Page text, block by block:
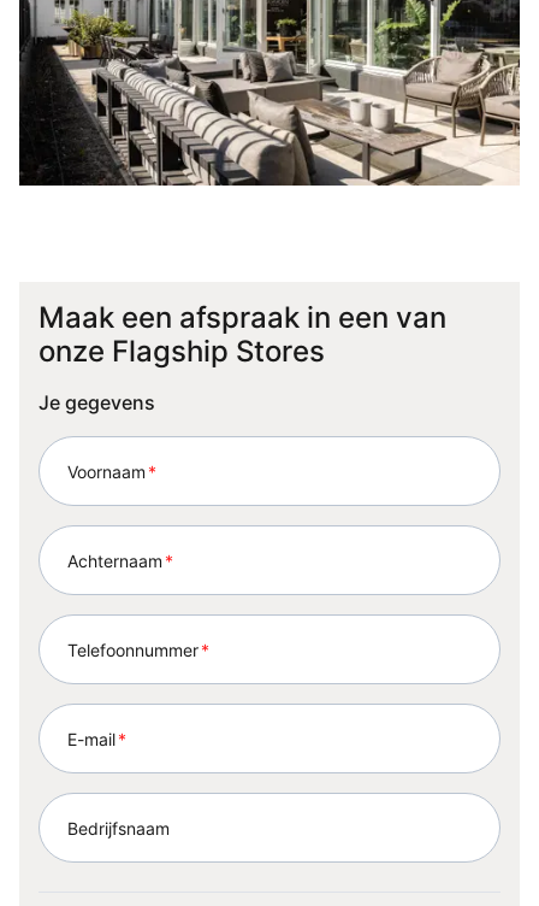
Maak een afspraak in een van
onze Flagship Stores
Je gegevens
Voornaam *
Achternaam *
Telefoonnummer*
E-mail*
Bedrijfsnaam